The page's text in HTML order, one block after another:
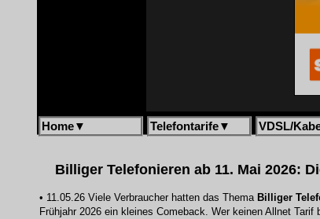
Home▼ Telefontarife▼ VDSL/
Billiger Telefonieren ab 11. Mai 2026:
• 11.05.26 Viele Verbraucher hatten das Thema Billiger
Frühjahr 2026 ein kleines Comeback. Wer keinen Allnet